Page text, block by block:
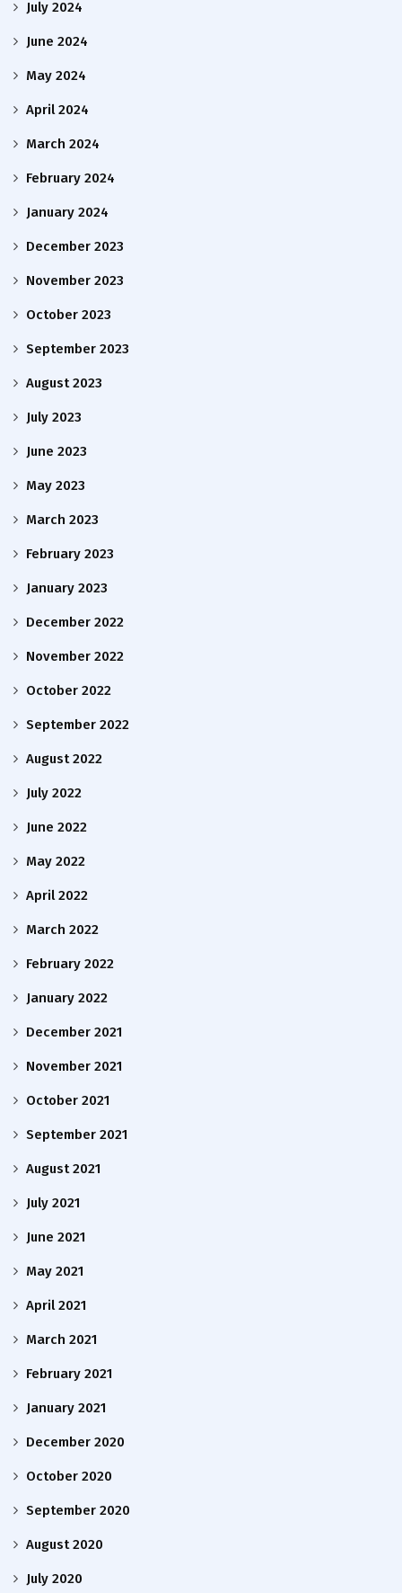
July 2024
June 2024
May 2024
April 2024
March 2024
February 2024
January 2024
December 2023
November 2023
October 2023
September 2023
August 2023
July 2023
June 2023
May 2023
March 2023
February 2023
January 2023
December 2022
November 2022
October 2022
September 2022
August 2022
July 2022
June 2022
May 2022
April 2022
March 2022
February 2022
January 2022
December 2021
November 2021
October 2021
September 2021
August 2021
July 2021
June 2021
May 2021
April 2021
March 2021
February 2021
January 2021
December 2020
October 2020
September 2020
August 2020
July 2020